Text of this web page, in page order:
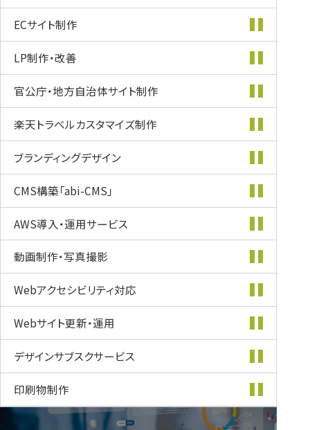
ECサイト制作
LP制作・改善
官公庁・地方自治体サイト制作
楽天トラベルカスタマイズ制作
ブランディングデザイン
CMS構築「abi-CMS」
AWS導入・運用サービス
動画制作・写真撮影
Webアクセシビリティ対応
Webサイト更新・運用
デザインサブスクサービス
印刷物制作